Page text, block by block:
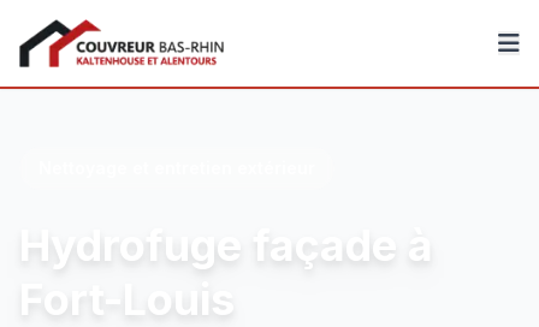
Couvreur Bas-Rhin
Hydrofuge façade à
Fort-Louis